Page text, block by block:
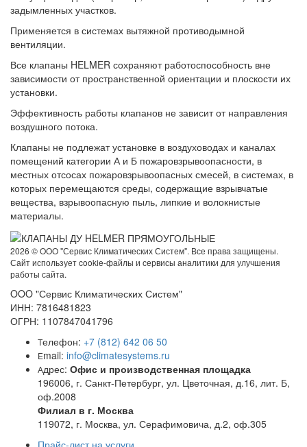
задымленных участков.
Применяется в системах вытяжной противодымной
вентиляции.
Все клапаны HELMER сохраняют работоспособность вне
зависимости от пространственной ориентации и плоскости их
установки.
Эффективность работы клапанов не зависит от направления
воздушного потока.
Клапаны не подлежат установке в воздуховодах и каналах
помещений категории А и Б пожаровзрывоопасности, в
местных отсосах пожаровзрывоопасных смесей, в системах, в
которых перемещаются среды, содержащие взрывчатые
вещества, взрывоопасную пыль, липкие и волокнистые
материалы.
2026 ©OOO "Сервис Климатических Систем". Все права защищены.
Сайт использует cookie-файлы и сервисы аналитики для улучшения
работы сайта.
OOO "Сервис Климатических Систем"
ИНН: 7816481823
ОГРН: 1107847041796
Телефон: +7 (812) 642 06 50
Email: info@climatesystems.ru
Адрес: Офис и производственная площадка
196006, г. Санкт-Петербург, ул. Цветочная, д.16, лит. Б,
оф.2008
Филиал в г. Москва
119072, г. Москва, ул. Серафимовича, д.2, оф.305
Прайс-лист на услуги